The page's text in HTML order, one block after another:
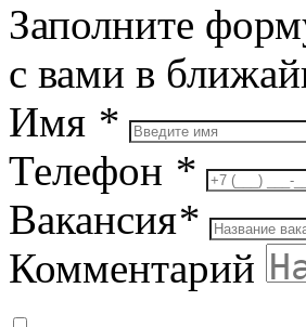
Заполните
с вами в
Имя *
Телефон *
Вакансия*
Комментарий